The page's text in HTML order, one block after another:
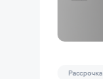
Рассрочка